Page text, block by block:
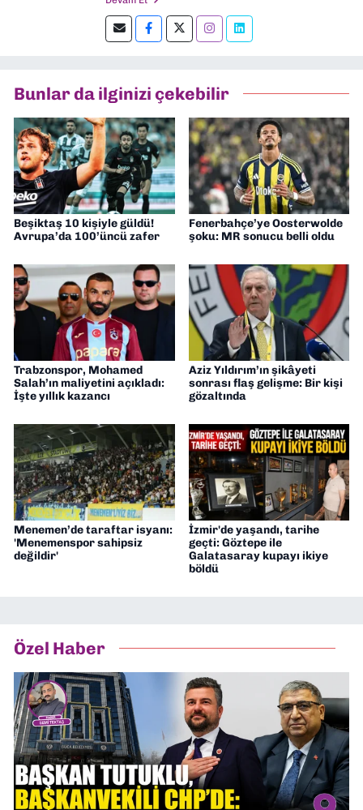
editörlük yapıyorum.
Bunlar da ilginizi çekebilir
Beşiktaş 10 kişiyle güldü!
Avrupa’da 100’üncü zafer
Fenerbahçe’ye Oosterwolde
şoku: MR sonucu belli oldu
Trabzonspor, Mohamed
Salah’ın maliyetini açıkladı:
İşte yıllık kazancı
Aziz Yıldırım’ın şikâyeti
sonrası flaş gelişme: Bir kişi
gözaltında
Menemen’de taraftar isyanı:
'Menemenspor sahipsiz
değildir'
İzmir'de yaşandı, tarihe
geçti: Göztepe ile
Galatasaray kupayı ikiye
böldü
Özel Haber